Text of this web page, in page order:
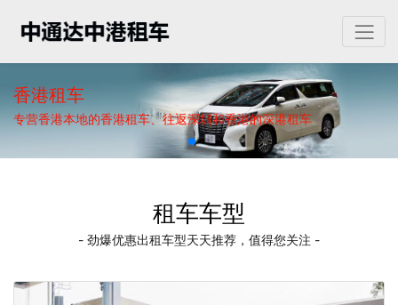
香港租车
专营香港本地的香港租车、往返深圳和香港的深港租车
租车车型
- 劲爆优惠出租车型天天推荐，值得您关注 -